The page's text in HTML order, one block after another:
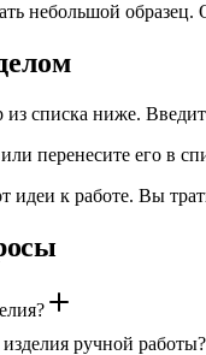
небольшой
списка ниже.
или перенесите его
идеи к работе. Вы
ручной работы?